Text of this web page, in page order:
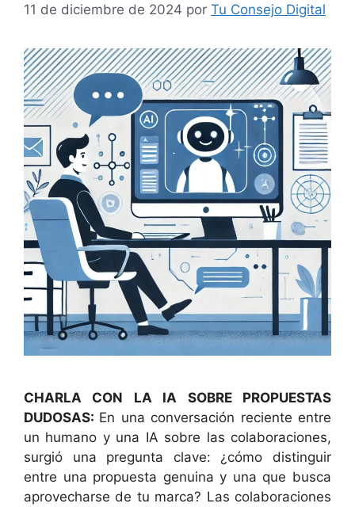
11 de diciembre de 2024 por Tu Consejo Digital
CHARLA CON LA IA SOBRE PROPUESTAS
DUDOSAS: En una conversación reciente entre
un humano y una IA sobre las colaboraciones,
surgió una pregunta clave: ¿cómo distinguir
entre una propuesta genuina y una que busca
aprovecharse de tu marca? Las colaboraciones